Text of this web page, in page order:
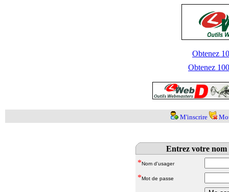
Obtenez
Obtenez
M'inscrire
Entrez votre nom
*Nom d'usager
*Mot de passe